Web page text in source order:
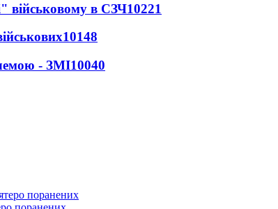
військовому в СЗЧ10221
10148
- ЗМІ10040